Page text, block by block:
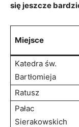
się jeszcze
Miejsce
Katedra św.
Bartłomieja
Ratusz
Pałac
Sierakowskich